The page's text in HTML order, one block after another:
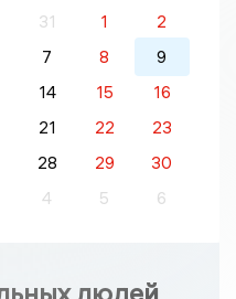
31 1
2
7 8
9
14 15
16
21 22
23
28 29
30
4 5 6